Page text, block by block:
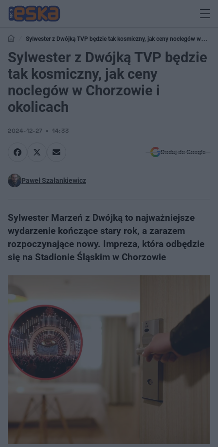
Sylwester z Dwójką TVP będzie tak kosmiczny, jak ceny noclegów w
Chorzowie i okolicach
Sylwester z Dwójką TVP będzie
tak kosmiczny, jak ceny
noclegów w Chorzowie i
okolicach
2024-12-27 14:33
Dodaj do Google
Paweł Szałankiewicz
Sylwester Marzeń z Dwójką to najważniejsze
wydarzenie kończące stary rok, a zarazem
rozpoczynające nowy. Impreza, która odbędzie
się na Stadionie Śląskim w Chorzowie